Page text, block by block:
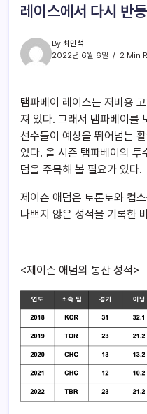
레이스에서 다시 반
By 최민석
2022년 6월 6일
2 Min
탬파베이 레이스는 저비용
져 있다. 그래서 탬파베이를
선수들이 예상을 뛰어넘는
있다. 올 시즌 탬파베이의 투
덤을 주목해 볼 필요가 있다.
제이슨 애덤은 토론토와 컵
나쁘지 않은 성적을 기록한
<제이슨 애덤의 통산 성적>